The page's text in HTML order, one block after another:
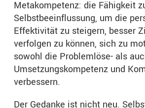
Metakompetenz: die Fähigkeit
Selbstbeeinflussung, um die
Effektivität zu steigern, besser
verfolgen zu können, sich zu
sowohl die Problemlöse- als
Umsetzungskompetenz und
verbessern.
Der Gedanke ist nicht neu.